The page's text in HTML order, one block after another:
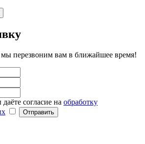
мы перезвоним вам в ближайшее время!
согласие на обработку
Отправить